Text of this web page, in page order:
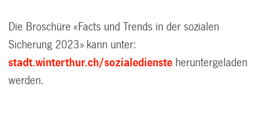
Die Broschüre «Facts und Trends in der sozialen
Sicherung 2023» kann unter:
stadt.winterthur.ch/sozialedienste heruntergeladen
werden.